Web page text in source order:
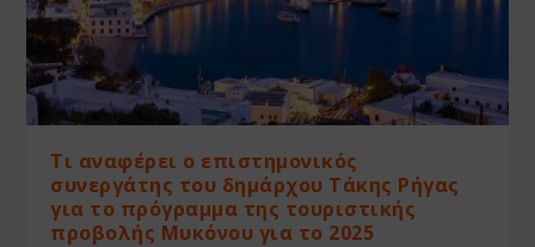
Τι αναφέρει ο επιστημονικός
συνεργάτης του δημάρχου Τάκης Ρήγας
για το πρόγραμμα της τουριστικής
προβολής Μυκόνου για το 2025